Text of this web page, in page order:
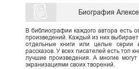
Биография
В библиографии каждого автора есть
произведений. Каждый из них
отдельные книги или целые серии
рассказов. У всех писателей есть топ
лучшие произведения. А многие могут
экранизациями своих творений.